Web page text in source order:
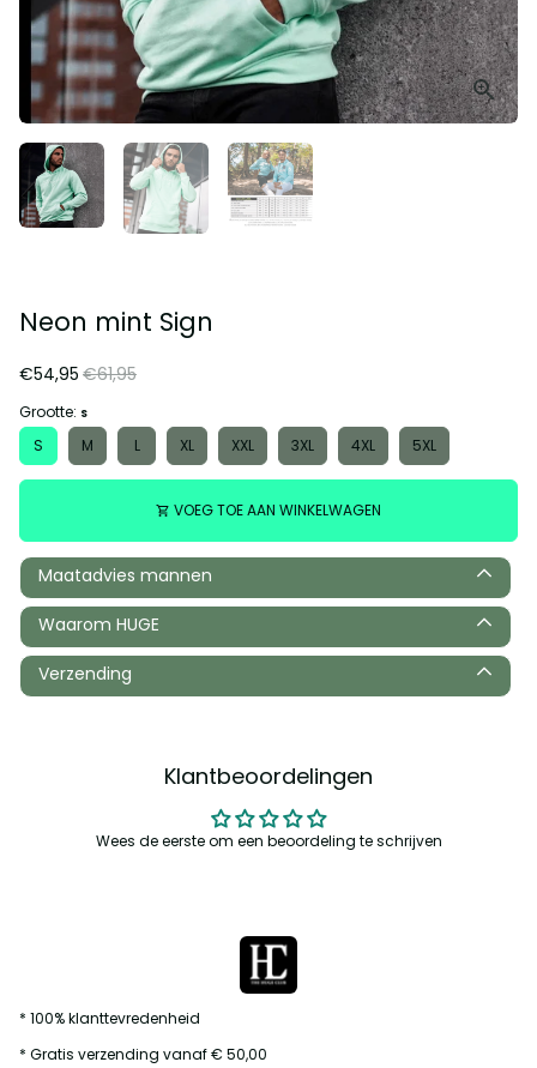
Neon mint Sign
€54,95 €61,95
Grootte: S
S M L XL XXL 3XL 4XL 5XL
shopping_cart VOEG TOE AAN WINKELWAGEN
Maatadvies mannen
Waarom HUGE
Verzending
Klantbeoordelingen
Wees de eerste om een beoordeling te schrijven
* 100% klanttevredenheid
* Gratis verzending vanaf € 50,00